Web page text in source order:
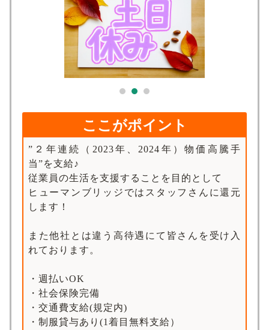
ここがポイント
”２年連続（2023年、2024年）物価高騰手
当”を支給♪
従業員の生活を支援することを目的として
ヒューマンブリッジではスタッフさんに還元
します！
また他社とは違う高待遇にて皆さんを受け入
れております。
・週払いOK
・社会保険完備
・交通費支給(規定内)
・制服貸与あり(1着目無料支給）